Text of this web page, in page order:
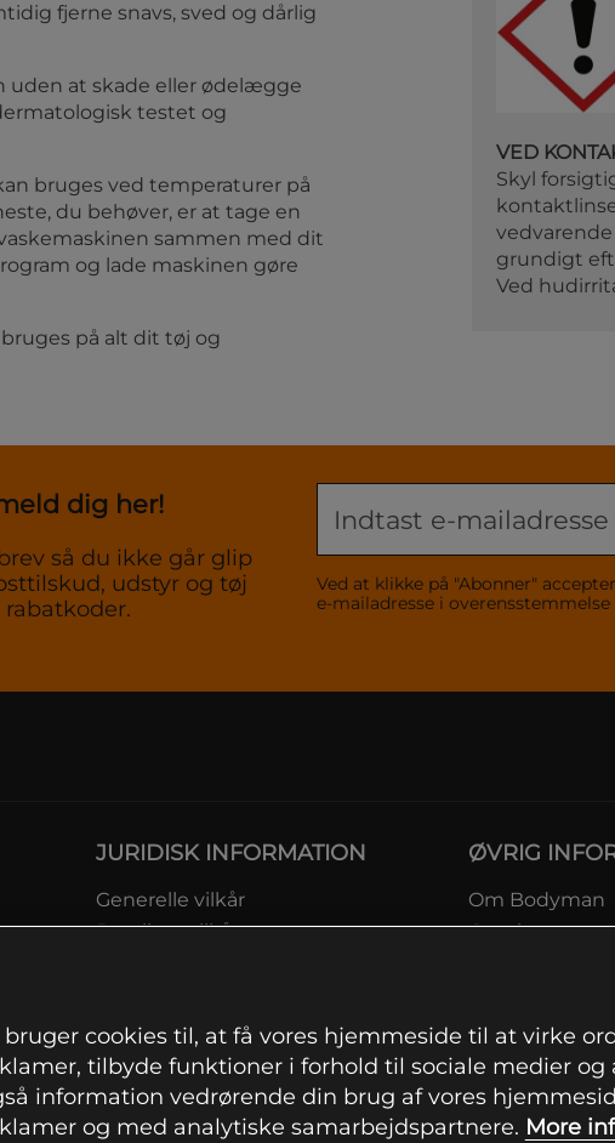
fjerne snavs, sved og dårlig
uden at skade eller ødelægge
testet og
bruges ved temperaturer på
du behøver, er at tage en
sammen med dit
og lade maskinen gøre
på alt dit tøj og
VED
Skyl
grundigt
Ved
dig her!
så du ikke går glip
udstyr og tøj
Ved at klikke på "Abonner"
e-mailadresse i
JURIDISK INFORMATION
Generelle vilkår
Betalingsvilkår
Leveringsinformation
Prisgaranti
Information om fortrydelsesret og
reklamationer
ØVRIG
Om Bodyman
Gavekort
bruger cookies til, at få vores hjemmeside til at virke
tilbyde funktioner i forhold til sociale medier og
information vedrørende din brug af vores
og med analytiske samarbejdspartnere. More